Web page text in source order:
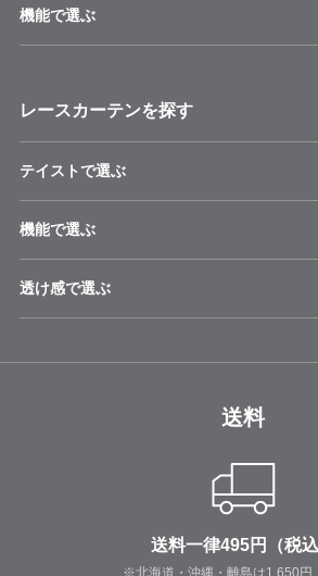
機能で選ぶ
レースカーテンを探す
テイストで選ぶ
機能で選ぶ
透け感で選ぶ
送料
送料一律495円（税込